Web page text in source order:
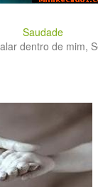
Saudade
dentro de mim,